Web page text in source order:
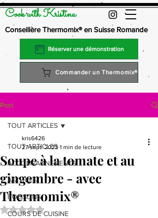
Cook with Kristina
Conseillère Thermomix® en Suisse Romande
Réserver une démonstration
Commander un Thermomix®
Post
TOUT ARTICLES
ACCOMPAGNEMENTS
ASTUCES
BOISSONS
COURS DE CUISINE
TOUT ARTICLES
Soupe à la tomate et au
gingembre - avec
Thermomix®
kris6426
27 sept. 2023 1 min de lecture
Noté NaN étoiles sur 5.